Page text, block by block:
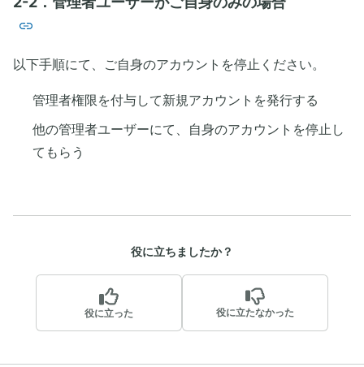
以下手順にて、ご自身のアカウントを停止ください。
管理者権限を付与して新規アカウントを発行する
他の管理者ユーザーにて、自身のアカウントを停止し
てもらう
役に立ちましたか？
役に立った 役に立たなかった